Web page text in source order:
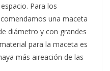
Para los
una maceta
diámetro y con grandes
para la maceta es
más aireación de las